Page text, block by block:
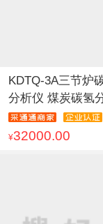
KDTQ-3A三节炉
分析仪 煤炭碳氢
¥32000.00